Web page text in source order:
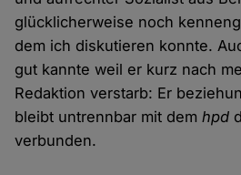
glücklicherweise noch
dem ich diskutieren konnte.
gut kannte weil er kurz nach
Redaktion verstarb: Er
bleibt untrennbar mit demhpd
verbunden.